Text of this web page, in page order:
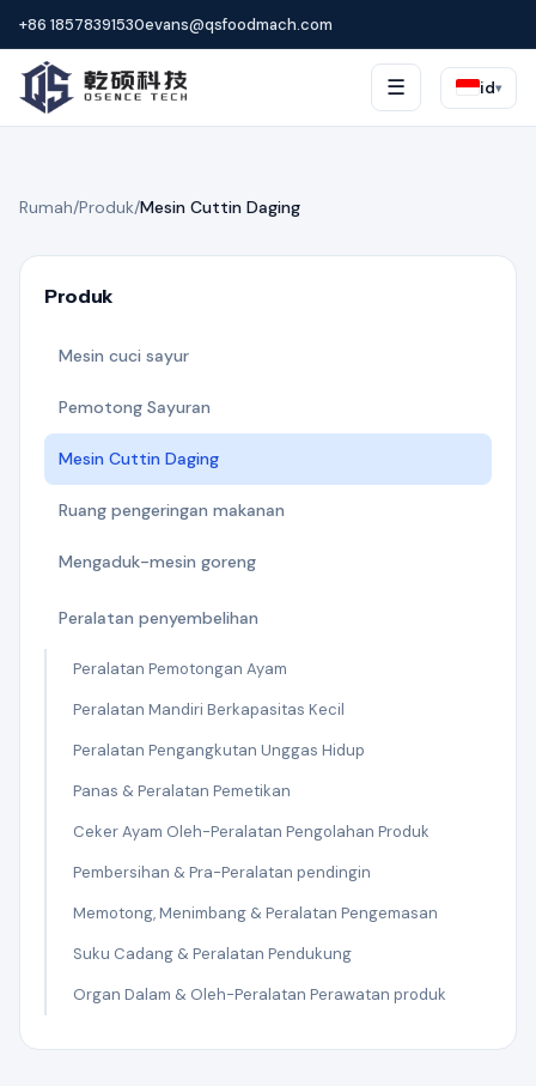
+86 18578391530evans@qsfoodmach.com
☰ id▾
Rumah/Produk/Mesin Cuttin Daging
Produk
Mesin cuci sayur
Pemotong Sayuran
Mesin Cuttin Daging
Ruang pengeringan makanan
Mengaduk-mesin goreng
Peralatan penyembelihan
Peralatan Pemotongan Ayam
Peralatan Mandiri Berkapasitas Kecil
Peralatan Pengangkutan Unggas Hidup
Panas & Peralatan Pemetikan
Ceker Ayam Oleh-Peralatan Pengolahan Produk
Pembersihan & Pra-Peralatan pendingin
Memotong, Menimbang & Peralatan Pengemasan
Suku Cadang & Peralatan Pendukung
Organ Dalam & Oleh-Peralatan Perawatan produk